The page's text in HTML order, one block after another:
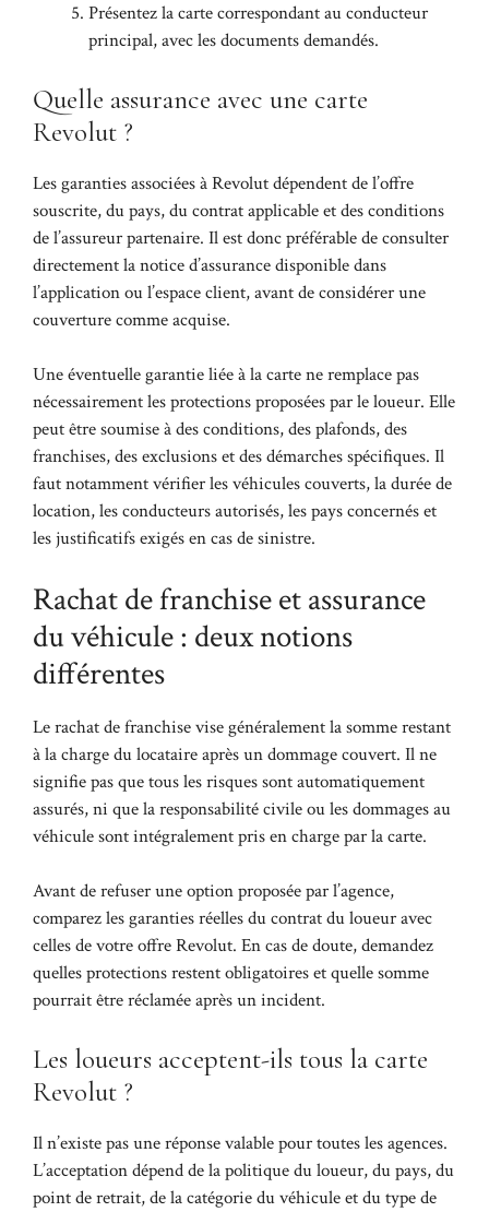
Présentez la carte correspondant au conducteur
principal, avec les documents demandés.
Quelle assurance avec une carte
Revolut ?
Les garanties associées à Revolut dépendent de l’offre
souscrite, du pays, du contrat applicable et des conditions
de l’assureur partenaire. Il est donc préférable de consulter
directement la notice d’assurance disponible dans
l’application ou l’espace client, avant de considérer une
couverture comme acquise.
Une éventuelle garantie liée à la carte ne remplace pas
nécessairement les protections proposées par le loueur. Elle
peut être soumise à des conditions, des plafonds, des
franchises, des exclusions et des démarches spécifiques. Il
faut notamment vérifier les véhicules couverts, la durée de
location, les conducteurs autorisés, les pays concernés et
les justificatifs exigés en cas de sinistre.
Rachat de franchise et assurance
du véhicule : deux notions
différentes
Le rachat de franchise vise généralement la somme restant
à la charge du locataire après un dommage couvert. Il ne
signifie pas que tous les risques sont automatiquement
assurés, ni que la responsabilité civile ou les dommages au
véhicule sont intégralement pris en charge par la carte.
Avant de refuser une option proposée par l’agence,
comparez les garanties réelles du contrat du loueur avec
celles de votre offre Revolut. En cas de doute, demandez
quelles protections restent obligatoires et quelle somme
pourrait être réclamée après un incident.
Les loueurs acceptent-ils tous la carte
Revolut ?
Il n’existe pas une réponse valable pour toutes les agences.
L’acceptation dépend de la politique du loueur, du pays, du
point de retrait, de la catégorie du véhicule et du type de